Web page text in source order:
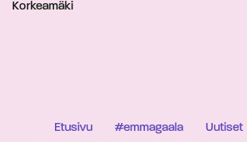
Korkeamäki
Etusivu #emmagaala Uutiset